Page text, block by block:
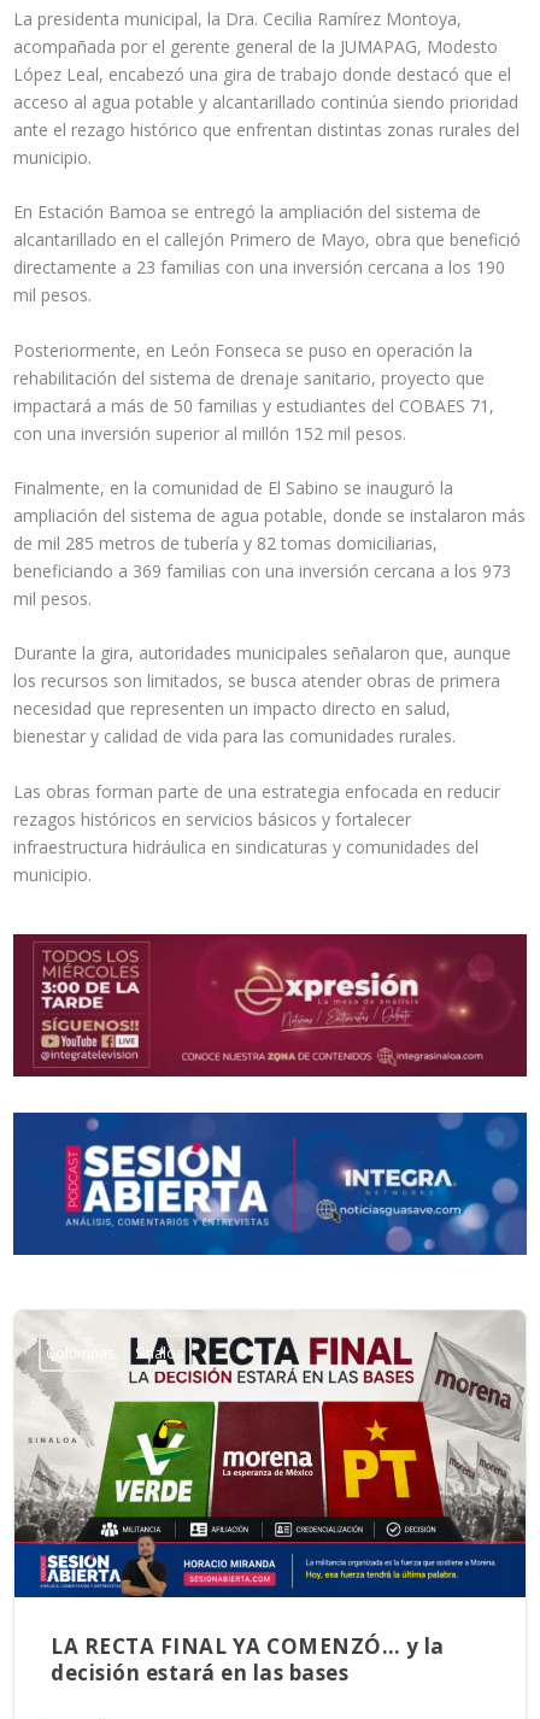
La presidenta municipal, la Dra. Cecilia Ramírez Montoya,
acompañada por el gerente general de la JUMAPAG, Modesto
López Leal, encabezó una gira de trabajo donde destacó que el
acceso al agua potable y alcantarillado continúa siendo prioridad
ante el rezago histórico que enfrentan distintas zonas rurales del
municipio.
En Estación Bamoa se entregó la ampliación del sistema de
alcantarillado en el callejón Primero de Mayo, obra que benefició
directamente a 23 familias con una inversión cercana a los 190
mil pesos.
Posteriormente, en León Fonseca se puso en operación la
rehabilitación del sistema de drenaje sanitario, proyecto que
impactará a más de 50 familias y estudiantes del COBAES 71,
con una inversión superior al millón 152 mil pesos.
Finalmente, en la comunidad de El Sabino se inauguró la
ampliación del sistema de agua potable, donde se instalaron más
de mil 285 metros de tubería y 82 tomas domiciliarias,
beneficiando a 369 familias con una inversión cercana a los 973
mil pesos.
Durante la gira, autoridades municipales señalaron que, aunque
los recursos son limitados, se busca atender obras de primera
necesidad que representen un impacto directo en salud,
bienestar y calidad de vida para las comunidades rurales.
Las obras forman parte de una estrategia enfocada en reducir
rezagos históricos en servicios básicos y fortalecer
infraestructura hidráulica en sindicaturas y comunidades del
municipio.
Columnas Sinaloa
LA RECTA FINAL YA COMENZÓ… y la
decisión estará en las bases